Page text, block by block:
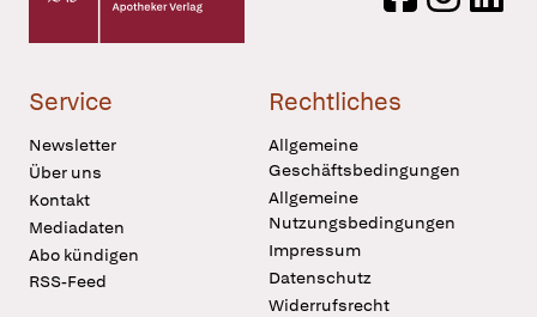
Service
Newsletter
Über uns
Kontakt
Mediadaten
Abo kündigen
RSS-Feed
Rechtliches
Allgemeine
Geschäftsbedingungen
Allgemeine
Nutzungsbedingungen
Impressum
Datenschutz
Widerrufsrecht